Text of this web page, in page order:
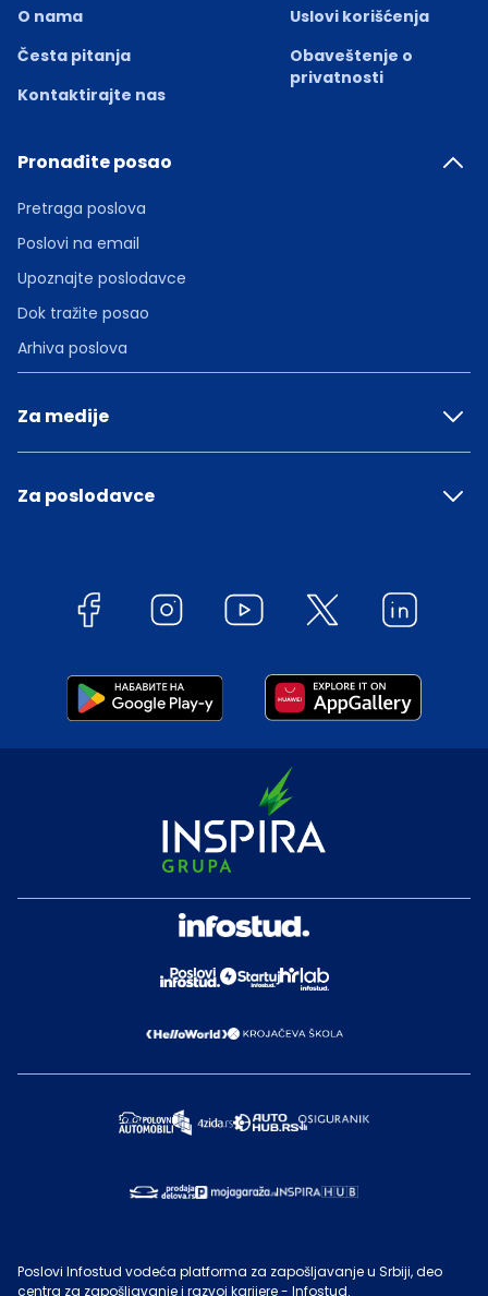
O nama
Česta pitanja
Kontaktirajte nas
Uslovi korišćenja
Obaveštenje o
privatnosti
Pronađite posao
Pretraga poslova
Poslovi na email
Upoznajte poslodavce
Dok tražite posao
Arhiva poslova
Za medije
Za poslodavce
Poslovi Infostud vodeća platforma za zapošljavanje u Srbiji, deo
centra za zapošljavanje i razvoj karijere - Infostud.